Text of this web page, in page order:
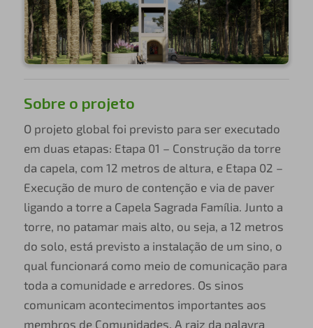
Sobre o projeto
O projeto global foi previsto para ser executado
em duas etapas: Etapa 01 – Construção da torre
da capela, com 12 metros de altura, e Etapa 02 –
Execução de muro de contenção e via de paver
ligando a torre a Capela Sagrada Família. Junto a
torre, no patamar mais alto, ou seja, a 12 metros
do solo, está previsto a instalação de um sino, o
qual funcionará como meio de comunicação para
toda a comunidade e arredores. Os sinos
comunicam acontecimentos importantes aos
membros de Comunidades. A raiz da palavra